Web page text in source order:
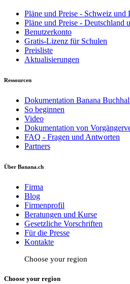
Pläne und Preise - Schweiz und
Pläne und Preise - Deutschland
Benutzerkonto
Gratis-Lizenz für Schulen
Preisliste
Aktualisierungen
Ressourcen
Dokumentation Banana
So beginnen
Video
Dokumentation von
FAQ - Fragen und Antworten
Partners
Über Banana.ch
Firma
Blog
Firmenprofil
Beratungen und Kurse
Gesetzliche Vorschriften
Für die Presse
Kontakte
Choose your region
Choose your region